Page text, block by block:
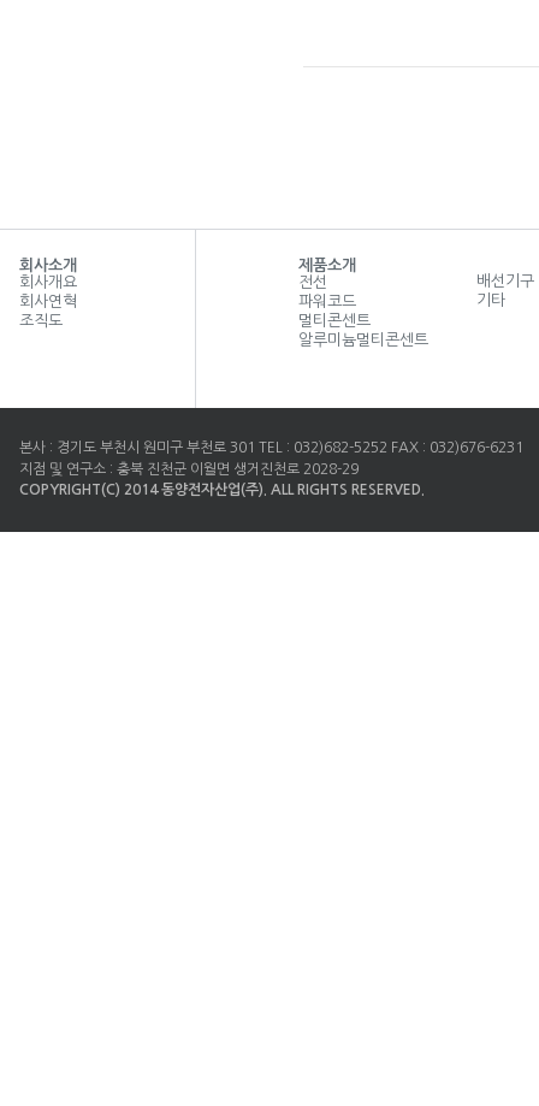
회사소개
회사개요
회사연혁
조직도
제품소개
전선
파워코드
멀티콘센트
알루미늄멀티콘센트
배선기구
기타
본사 : 경기도 부천시 원미구 부천로 301 TEL : 032)682-5252 FAX : 032)676-6231
지점 및 연구소 : 충북 진천군 이월면 생거진천로 2028-29
COPYRIGHT(C) 2014 동양전자산업(주). ALL RIGHTS RESERVED.